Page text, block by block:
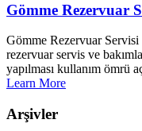
Gömme Rezervuar
Gömme Rezervuar
rezervuar servis ve
yapılması kullanım ömrü
Learn More
Arşivler